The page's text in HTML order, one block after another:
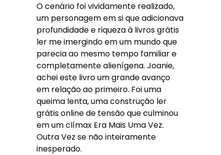
O cenário foi vividamente realizado,
um personagem em si que adicionava
profundidade e riqueza à livros grátis
ler me imergindo em um mundo que
parecia ao mesmo tempo familiar e
completamente alienígena. Joanie,
achei este livro um grande avanço
em relação ao primeiro. Foi uma
queima lenta, uma construção ler
grátis online de tensão que culminou
em um clímax Era Mais Uma Vez.
Outra Vez se não inteiramente
inesperado.